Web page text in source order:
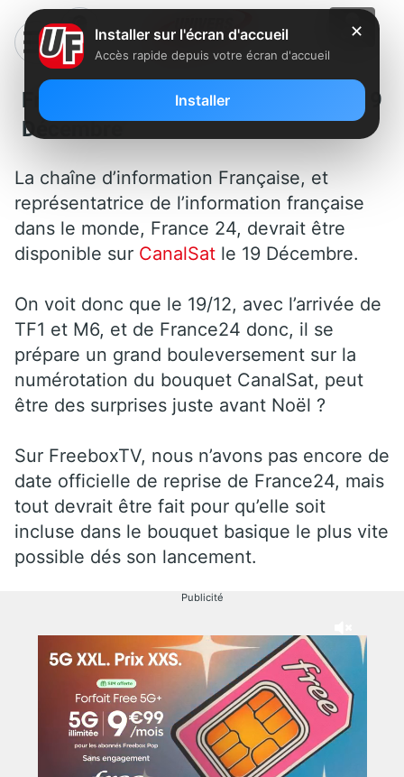
France24 sur CanalSat le 19
Décembre
La chaîne d’information Française, et
représentatrice de l’information française
dans le monde, France 24, devrait être
disponible sur CanalSat le 19 Décembre.
On voit donc que le 19/12, avec l’arrivée de
TF1 et M6, et de France24 donc, il se
prépare un grand bouleversement sur la
numérotation du bouquet CanalSat, peut
être des surprises juste avant Noël ?
Sur FreeboxTV, nous n’avons pas encore de
date officielle de reprise de France24, mais
tout devrait être fait pour qu’elle soit
incluse dans le bouquet basique le plus vite
possible dés son lancement.
Publicité
✕
Installer sur l'écran d'accueil
Accès rapide depuis votre écran d'accueil
Installer